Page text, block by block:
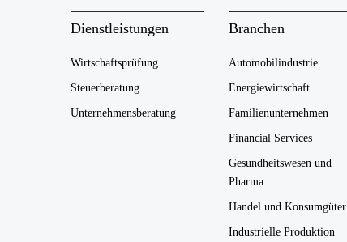
Dienstleistungen
Wirtschaftsprüfung
Steuerberatung
Unternehmensberatung
Branchen
Automobilindustrie
Energiewirtschaft
Familienunternehmen
Financial Services
Gesundheitswesen und
Pharma
Handel und Konsumgüter
Industrielle Produktion